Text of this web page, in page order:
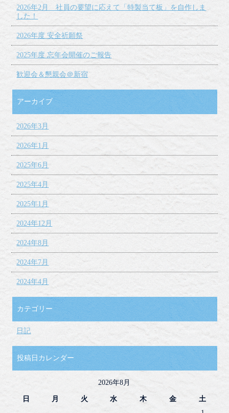
2026年2月 社員の要望に応えて「特製当て板」を自作しま
した！
2026年度 安全祈願祭
2025年度 忘年会開催のご報告
歓迎会＆懇親会＠新宿
アーカイブ
2026年3月
2026年1月
2025年6月
2025年4月
2025年1月
2024年12月
2024年8月
2024年7月
2024年4月
カテゴリー
日記
投稿日カレンダー
2026年8月
日 月 火 水 木 金
土